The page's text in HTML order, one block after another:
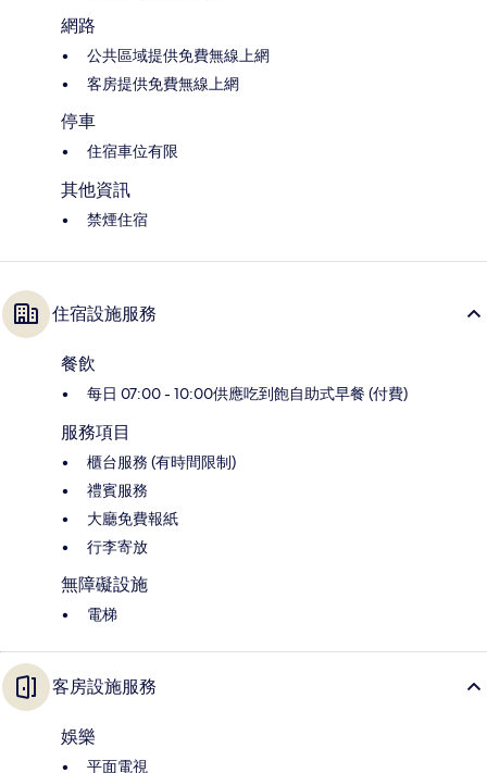
網路
公共區域提供免費無線上網
客房提供免費無線上網
停車
住宿車位有限
其他資訊
禁煙住宿
住宿設施服務
餐飲
每日 07:00 - 10:00供應吃到飽自助式早餐 (付費)
服務項目
櫃台服務 (有時間限制)
禮賓服務
大廳免費報紙
行李寄放
無障礙設施
電梯
客房設施服務
娛樂
平面電視